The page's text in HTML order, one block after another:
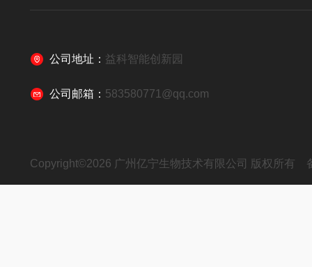
公司地址： 益科智能创新园
公司邮箱： 583580771@qq.com
Copyright©2026 广州亿宁生物技术有限公司 版权所有